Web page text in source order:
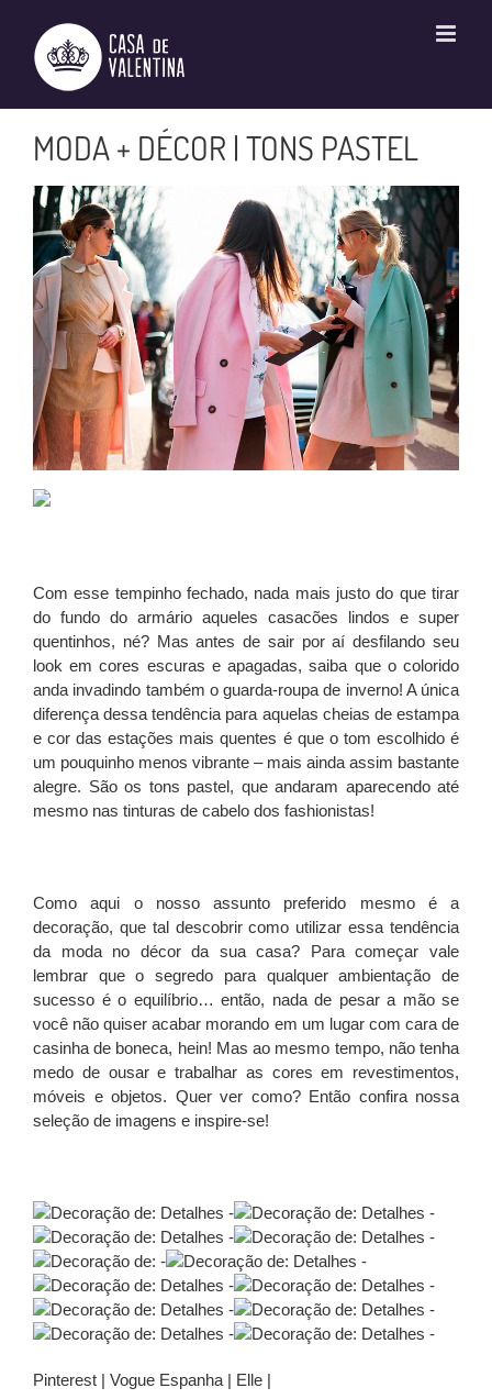
conteúdo
MODA + DÉCOR | TONS PASTEL
Com esse tempinho fechado, nada mais justo do que tirar
do fundo do armário aqueles casacões lindos e super
quentinhos, né? Mas antes de sair por aí desfilando seu
look em cores escuras e apagadas, saiba que o colorido
anda invadindo também o guarda-roupa de inverno! A única
diferença dessa tendência para aquelas cheias de estampa
e cor das estações mais quentes é que o tom escolhido é
um pouquinho menos vibrante – mais ainda assim bastante
alegre. São os tons pastel, que andaram aparecendo até
mesmo nas tinturas de cabelo dos fashionistas!
Como aqui o nosso assunto preferido mesmo é a
decoração, que tal descobrir como utilizar essa tendência
da moda no décor da sua casa? Para começar vale
lembrar que o segredo para qualquer ambientação de
sucesso é o equilíbrio… então, nada de pesar a mão se
você não quiser acabar morando em um lugar com cara de
casinha de boneca, hein! Mas ao mesmo tempo, não tenha
medo de ousar e trabalhar as cores em revestimentos,
móveis e objetos. Quer ver como? Então confira nossa
seleção de imagens e inspire-se!
Pinterest | Vogue Espanha | Elle |